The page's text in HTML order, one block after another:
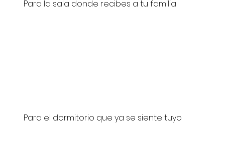
Para la sala donde recibes a tu familia
Para el dormitorio que ya se siente tuyo